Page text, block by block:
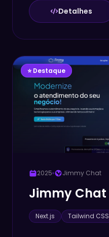
Detalhes
⭐ Destaque
2025 Jimmy Chat
Jimmy Chat
Next.js Tailwind CSS